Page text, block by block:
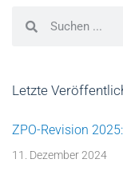
Letzte
ZPO-Revision
11. Dezember 2024